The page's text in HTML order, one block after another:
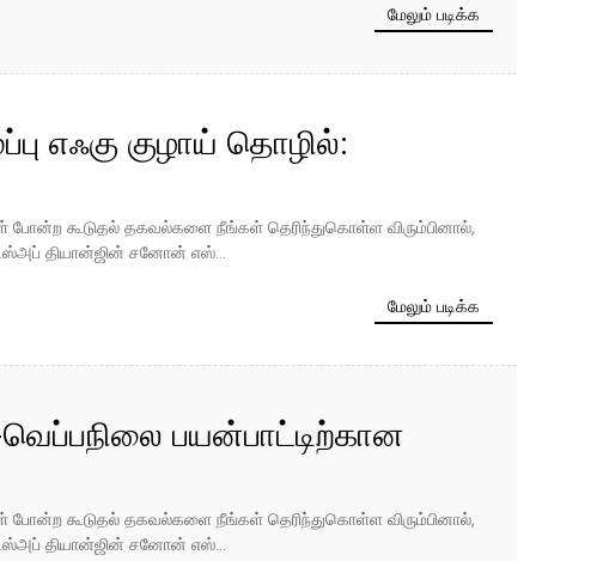
மேலும் படிக்க
எஃகு குழாய் தொழில்:
மற்றும் உருமாற்றத்தின் ஒரு
போன்ற கூடுதல் தகவல்களை நீங்கள் தெரிந்துகொள்ள விரும்பினால்,
தியான்ஜின் சனோன் எஸ்...
மேலும் படிக்க
வெப்பநிலை பயன்பாட்டிற்கான
பற்றிய விரிவான கண்ணோட்டம்
போன்ற கூடுதல் தகவல்களை நீங்கள் தெரிந்துகொள்ள விரும்பினால்,
தியான்ஜின் சனோன் எஸ்...